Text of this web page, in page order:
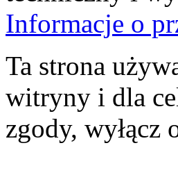
Informacje o
Ta strona
witryny i dla
zgody, wyłącz